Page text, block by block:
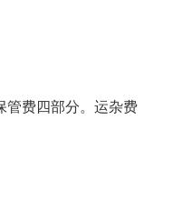
管费四部分。运杂费